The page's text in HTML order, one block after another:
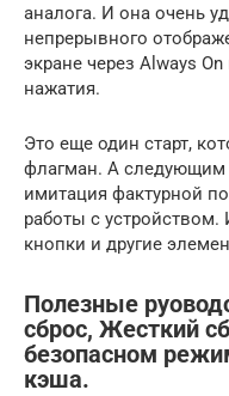
аналога. И она очень
непрерывного
экране через Always
нажатия.
Это еще один старт,
флагман. А следующим
имитация фактурной
работы с
кнопки и другие
Полезные
сброс, Жесткий
безопасном
кэша.